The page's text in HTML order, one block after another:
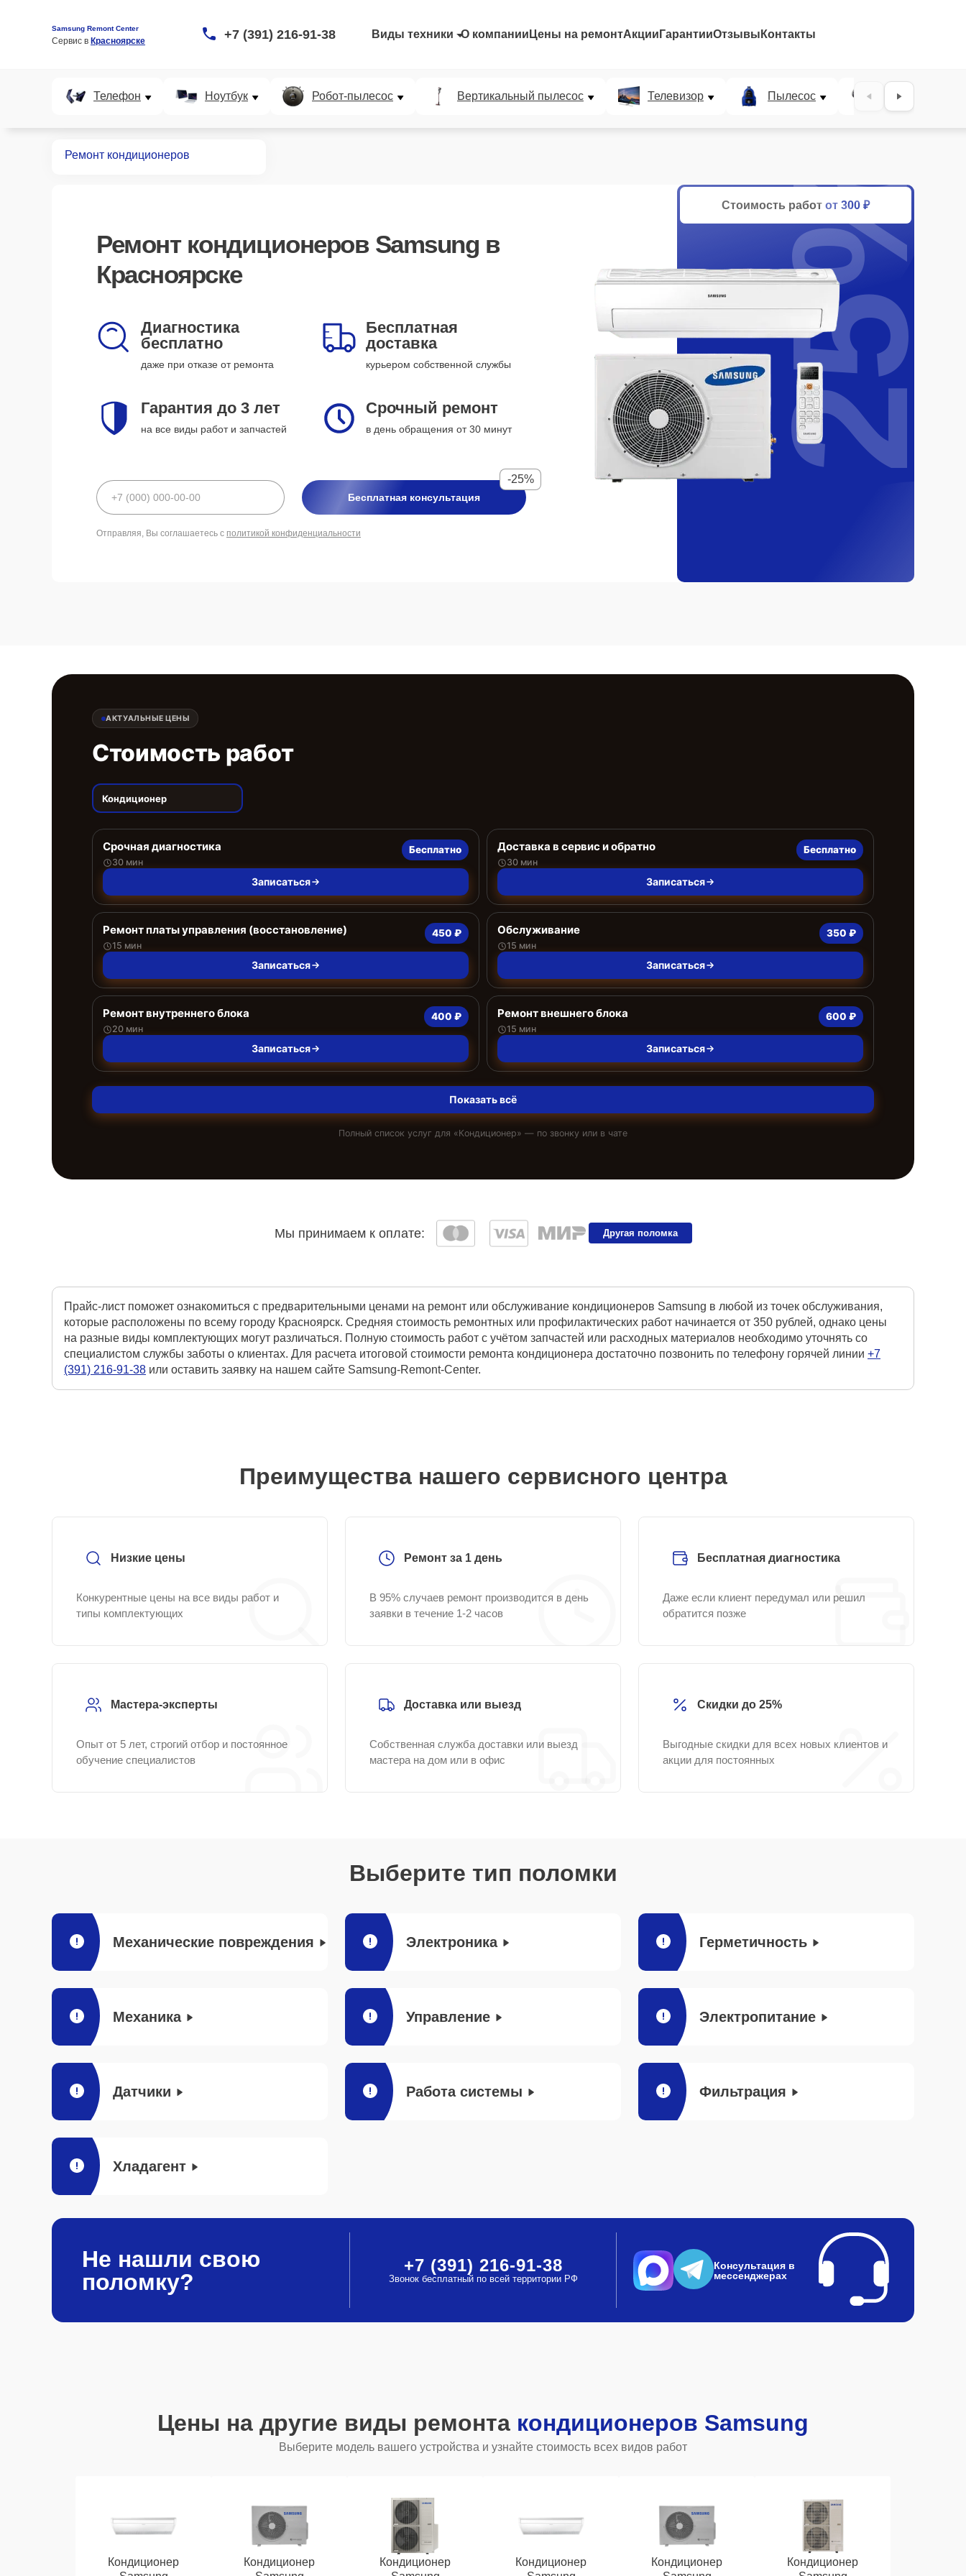
Samsung Remont Center
Сервис в Красноярске +7 (391) 216-91-38 Виды техники О компании Цены на ремонтАкции ГарантииОтзывы Контакты
Телефон Ноутбук Робот-пылесос Вертикальный пылесос Телевизор Пылесос Проектор
Ремонт кондиционеров
Ремонт кондиционеров Samsung в
Красноярске
Диагностика
бесплатно
даже при отказе от ремонта
Бесплатная
доставка
курьером собственной службы
Гарантия до 3 лет
на все виды работ и запчастей
Срочный ремонт
в день обращения от 30 минут
Бесплатная консультация
-25%
Отправляя, Вы соглашаетесь с политикой конфиденциальности
Стоимость работ от 300 ₽
25%
АКТУАЛЬНЫЕ ЦЕНЫ
Стоимость работ
Кондиционер
Срочная диагностика
30 мин
Бесплатно
Записаться
Доставка в сервис и обратно
30 мин
Бесплатно
Записаться
Ремонт платы управления (восстановление)
15 мин
450 ₽
Записаться
Обслуживание
15 мин
350 ₽
Записаться
Ремонт внутреннего блока
20 мин
400 ₽
Записаться
Ремонт внешнего блока
15 мин
600 ₽
Записаться
Показать всё
Полный список услуг для «Кондиционер» — по звонку или в чате
Мы принимаем к оплате: Другая поломка
Прайс-лист поможет ознакомиться с предварительными ценами на ремонт или обслуживание кондиционеров Samsung в любой из точек обслуживания,
которые расположены по всему городу Красноярск. Средняя стоимость ремонтных или профилактических работ начинается от 350 рублей, однако цены
на разные виды комплектующих могут различаться. Полную стоимость работ с учётом запчастей или расходных материалов необходимо уточнять со
специалистом службы заботы о клиентах. Для расчета итоговой стоимости ремонта кондиционера достаточно позвонить по телефону горячей линии +7
(391) 216-91-38 или оставить заявку на нашем сайте Samsung-Remont-Center.
Преимущества нашего сервисного центра
Низкие цены
Конкурентные цены на все виды работ и
типы комплектующих
Ремонт за 1 день
В 95% случаев ремонт производится в день
заявки в течение 1-2 часов
Бесплатная диагностика
Даже если клиент передумал или решил
обратится позже
Мастера-эксперты
Опыт от 5 лет, строгий отбор и постоянное
обучение специалистов
Доставка или выезд
Собственная служба доставки или выезд
мастера на дом или в офис
Скидки до 25%
Выгодные скидки для всех новых клиентов и
акции для постоянных
Выберите тип поломки
Механические повреждения Электроника Герметичность
Механика Управление Электропитание
Датчики Работа системы Фильтрация
Хладагент
Не нашли свою
поломку?
+7 (391) 216-91-38
Звонок бесплатный по всей территории РФ
Консультация в
мессенджерах
Цены на другие виды ремонта кондиционеров Samsung
Выберите модель вашего устройства и узнайте стоимость всех видов работ
Кондиционер
Кондиционер
Кондиционер
Кондиционер
Кондиционер
Кондиционер